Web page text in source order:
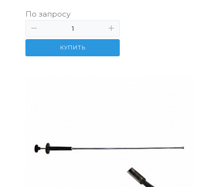
По запросу
КУПИТЬ